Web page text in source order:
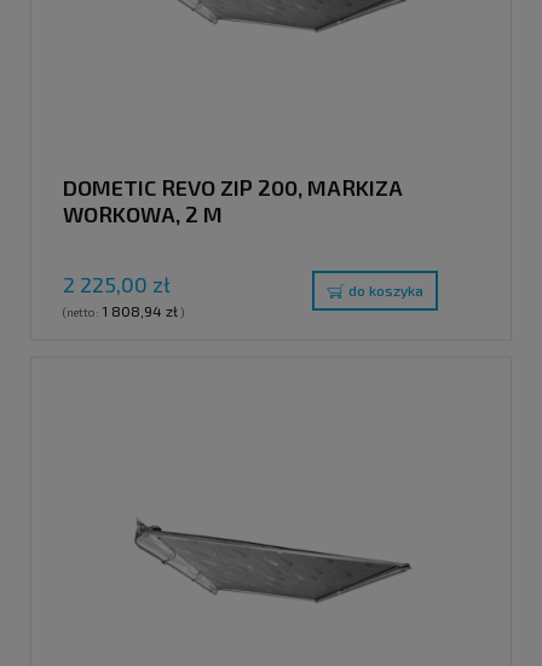
DOMETIC REVO ZIP 200, MARKIZA
WORKOWA, 2 M
2 225,00 zł
(netto: 1 808,94 zł)
do koszyka